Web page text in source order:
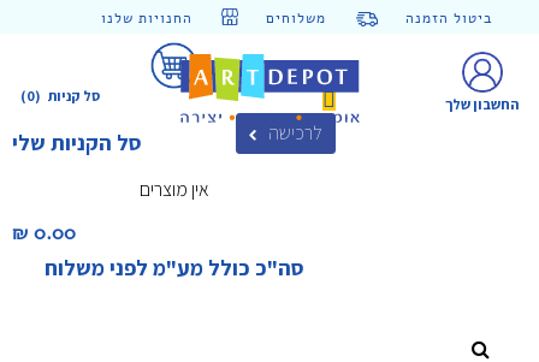
ביטול הזמנה משלוחים החנויות שלנו
(0) סל קניות
סל הקניות שלי לרכישה
אין מוצרים
0.00 ₪‎
סה"כ כולל מע"מ לפני משלוח
החשבון שלך